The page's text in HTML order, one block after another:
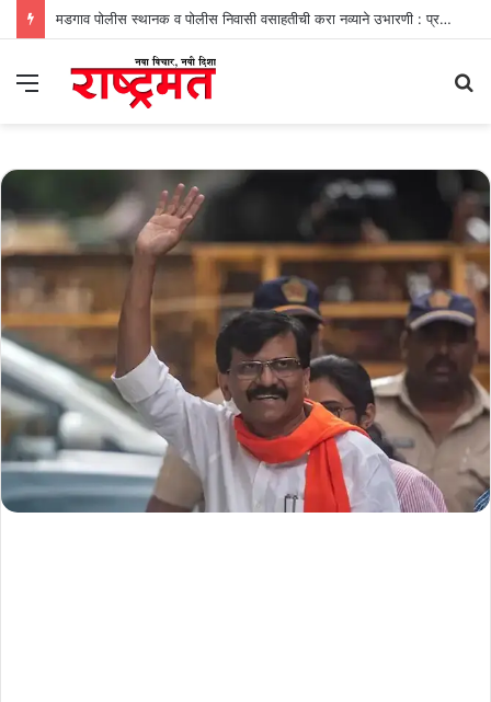
मडगाव पोलीस स्थानक व पोलीस निवासी वसाहतीची करा नव्याने उभारणी : प्रभव नायक
Menu